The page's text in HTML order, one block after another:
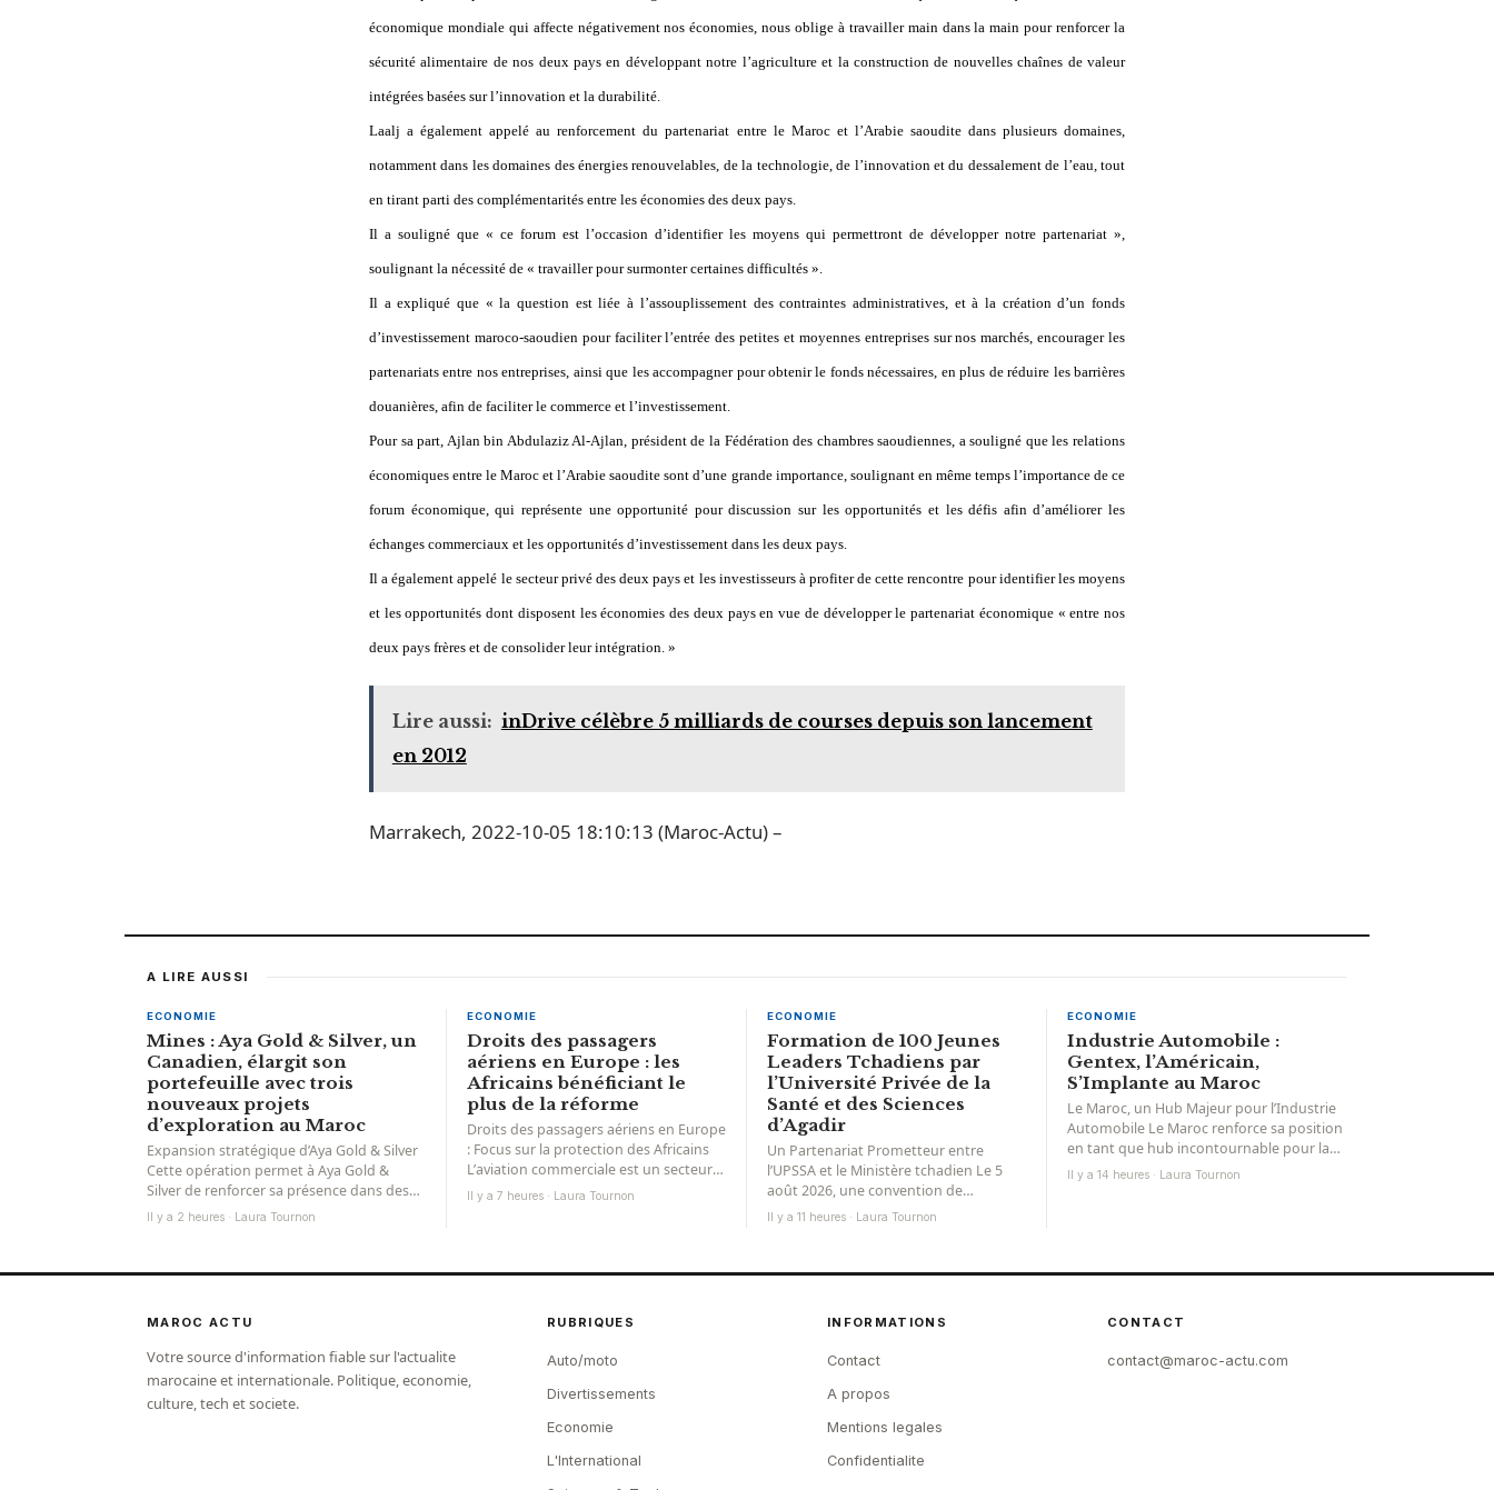
économique mondiale qui affecte négativement nos économies, nous oblige à travailler main dans la main pour renforcer la
sécurité alimentaire de nos deux pays en développant notre l’agriculture et la construction de nouvelles chaînes de valeur
intégrées basées sur l’innovation et la durabilité.
Laalj a également appelé au renforcement du partenariat entre le Maroc et l’Arabie saoudite dans plusieurs domaines,
notamment dans les domaines des énergies renouvelables, de la technologie, de l’innovation et du dessalement de l’eau, tout
en tirant parti des complémentarités entre les économies des deux pays.
Il a souligné que « ce forum est l’occasion d’identifier les moyens qui permettront de développer notre partenariat »,
soulignant la nécessité de « travailler pour surmonter certaines difficultés ».
Il a expliqué que « la question est liée à l’assouplissement des contraintes administratives, et à la création d’un fonds
d’investissement maroco-saoudien pour faciliter l’entrée des petites et moyennes entreprises sur nos marchés, encourager les
partenariats entre nos entreprises, ainsi que les accompagner pour obtenir le fonds nécessaires, en plus de réduire les barrières
douanières, afin de faciliter le commerce et l’investissement.
Pour sa part, Ajlan bin Abdulaziz Al-Ajlan, président de la Fédération des chambres saoudiennes, a souligné que les relations
économiques entre le Maroc et l’Arabie saoudite sont d’une grande importance, soulignant en même temps l’importance de ce
forum économique, qui représente une opportunité pour discussion sur les opportunités et les défis afin d’améliorer les
échanges commerciaux et les opportunités d’investissement dans les deux pays.
Il a également appelé le secteur privé des deux pays et les investisseurs à profiter de cette rencontre pour identifier les moyens
et les opportunités dont disposent les économies des deux pays en vue de développer le partenariat économique « entre nos
deux pays frères et de consolider leur intégration. »
Lire aussi: inDrive célèbre 5 milliards de courses depuis son lancement
en 2012
Marrakech, 2022-10-05 18:10:13 (Maroc-Actu) –
A LIRE AUSSI
ECONOMIE
Mines : Aya Gold & Silver, un
Canadien, élargit son
portefeuille avec trois
nouveaux projets
d’exploration au Maroc
Expansion stratégique d’Aya Gold & Silver
Cette opération permet à Aya Gold &
Silver de renforcer sa présence dans des
zones à...
Il y a 2 heures · Laura Tournon
ECONOMIE
Droits des passagers
aériens en Europe : les
Africains bénéficiant le
plus de la réforme
Droits des passagers aériens en Europe
: Focus sur la protection des Africains
L’aviation commerciale est un secteur
en constante évolution, et...
Il y a 7 heures · Laura Tournon
ECONOMIE
Formation de 100 Jeunes
Leaders Tchadiens par
l’Université Privée de la
Santé et des Sciences
d’Agadir
Un Partenariat Prometteur entre
l’UPSSA et le Ministère tchadien Le 5
août 2026, une convention de
partenariat a été signée entre
Il y a 11 heures · Laura Tournon
ECONOMIE
Industrie Automobile :
Gentex, l’Américain,
S’Implante au Maroc
Le Maroc, un Hub Majeur pour l’Industrie
Automobile Le Maroc renforce sa position
en tant que hub incontournable pour la
sous-traitance et...
Il y a 14 heures · Laura Tournon
MAROC ACTU
Votre source d'information fiable sur l'actualite
marocaine et internationale. Politique, economie,
culture, tech et societe.
RUBRIQUES
Auto/moto
Divertissements
Economie
L'International
INFORMATIONS
Contact
A propos
Mentions legales
Confidentialite
CONTACT
contact@maroc-actu.com